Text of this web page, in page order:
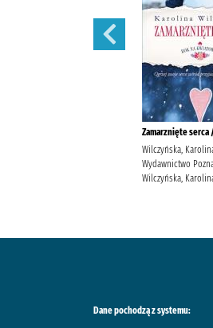
Zamarznięte serca
Wilczyńska,
Wydawnictwo
Wilczyńska,
Dane pochodzą z systemu: